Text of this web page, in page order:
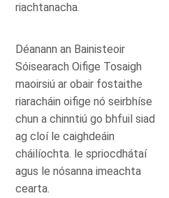
riachtanacha.
Déanann an Bainisteoir
Sóisearach Oifige Tosaigh
maoirsiú ar obair fostaithe
riaracháin oifige nó seirbhíse
chun a chinntiú go bhfuil siad
ag cloí le caighdeáin
cháilíochta. le spriocdhátaí
agus le nósanna imeachta
cearta.